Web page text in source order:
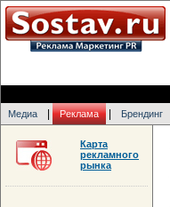
Медиа Реклама Брендинг
Карта
рекламного
рынка